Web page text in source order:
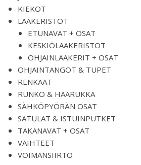
KIEKOT
LAAKERISTOT
ETUNAVAT + OSAT
KESKIÖLAAKERISTOT
OHJAINLAAKERIT + OSAT
OHJAINTANGOT & TUPET
RENKAAT
RUNKO & HAARUKKA
SÄHKÖPYÖRÄN OSAT
SATULAT & ISTUINPUTKET
TAKANAVAT + OSAT
VAIHTEET
VOIMANSIIRTO